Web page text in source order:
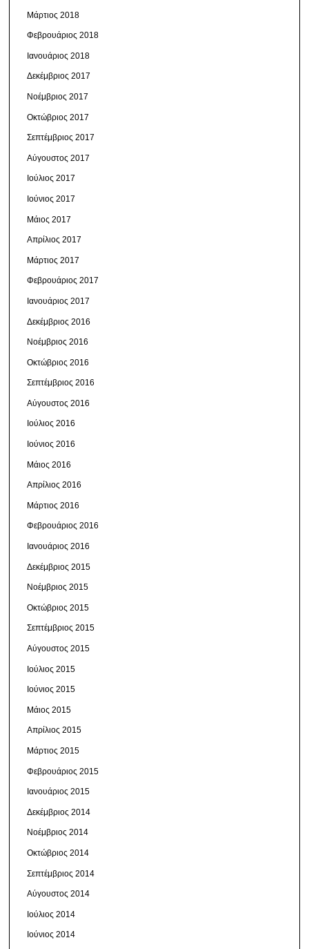
Μάρτιος 2018
Φεβρουάριος 2018
Ιανουάριος 2018
Δεκέμβριος 2017
Νοέμβριος 2017
Οκτώβριος 2017
Σεπτέμβριος 2017
Αύγουστος 2017
Ιούλιος 2017
Ιούνιος 2017
Μάιος 2017
Απρίλιος 2017
Μάρτιος 2017
Φεβρουάριος 2017
Ιανουάριος 2017
Δεκέμβριος 2016
Νοέμβριος 2016
Οκτώβριος 2016
Σεπτέμβριος 2016
Αύγουστος 2016
Ιούλιος 2016
Ιούνιος 2016
Μάιος 2016
Απρίλιος 2016
Μάρτιος 2016
Φεβρουάριος 2016
Ιανουάριος 2016
Δεκέμβριος 2015
Νοέμβριος 2015
Οκτώβριος 2015
Σεπτέμβριος 2015
Αύγουστος 2015
Ιούλιος 2015
Ιούνιος 2015
Μάιος 2015
Απρίλιος 2015
Μάρτιος 2015
Φεβρουάριος 2015
Ιανουάριος 2015
Δεκέμβριος 2014
Νοέμβριος 2014
Οκτώβριος 2014
Σεπτέμβριος 2014
Αύγουστος 2014
Ιούλιος 2014
Ιούνιος 2014